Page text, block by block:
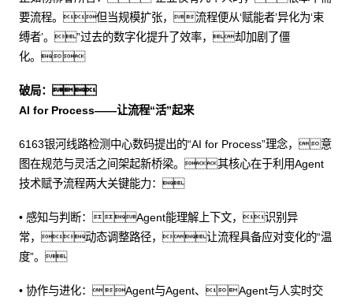
要流程。但当规模扩张，流程便从‘赋能者’异化为‘束
缚者’。”过去的数字化提升了效率，却加剧了僵
化。
破局：
AI for Process——让流程“活”起来
6163银河线路检测中心数码提出的“AI for Process”理念，意
图在规范与灵活之间架起新桥梁。其核心在于利用Agent
技术赋予流程两大关键能力：
• 感知与判断：Agent能理解上下文，识别异
常，动态调整路径，让流程具备应对变化的“温
度”。
• 协作与进化：Agent与Agent、Agent与人实时交